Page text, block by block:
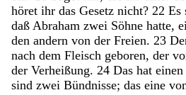
höret ihr das Gesetz nicht? 22 Es
daß Abraham zwei Söhne hatte,
den andern von der Freien. 23
nach dem Fleisch geboren, der
der Verheißung. 24 Das hat einen
sind zwei Bündnisse; das eine